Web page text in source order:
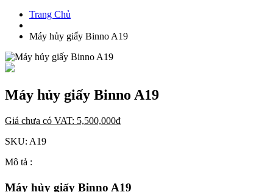
Trang Chủ
Máy hủy giấy Binno A19
Máy hủy giấy Binno A19
Giá chưa có VAT: 5,500,000đ
SKU: A19
Mô tả :
Máy hủy giấy Binno A19